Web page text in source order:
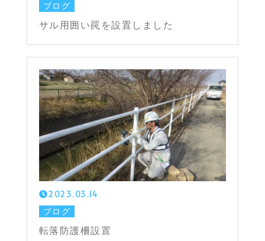
ブログ
サル用囲い罠を設置しました
2023.03.14
ブログ
転落防護柵設置